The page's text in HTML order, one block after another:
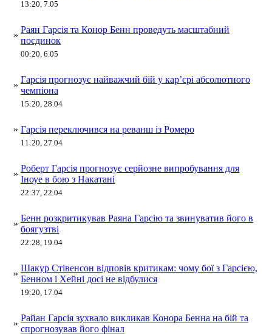
13:20, 7.05
»
Раян Гарсія та Конор Бенн проведуть масштабний
поєдинок
00:20, 6.05
»
Гарсія прогнозує найважчий бій у кар’єрі абсолютного
чемпіона
15:20, 28.04
» Гарсія переключився на реванш із Ромеро
11:20, 27.04
»
Роберт Гарсія прогнозує серйозне випробування для
Іноуе в бою з Накатані
22:37, 22.04
»
Бенн розкритикував Раяна Гарсію та звинуватив його в
боягузтві
22:28, 19.04
»
Шакур Стівенсон відповів критикам: чому бої з Гарсією,
Бенном і Хейні досі не відбулися
19:20, 17.04
»
Райан Гарсія зухвало викликав Конора Бенна на бій та
спрогнозував його фінал